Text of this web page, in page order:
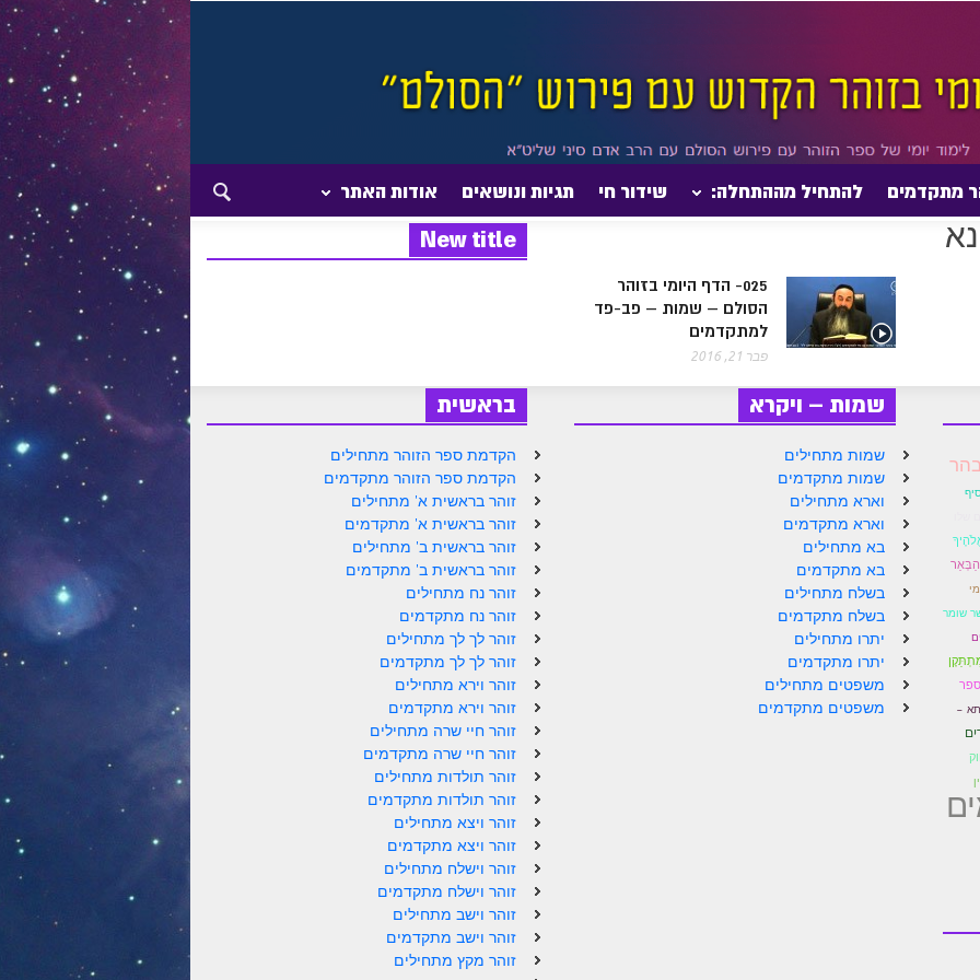
מתקדמים להתחיל מההתחלה: שידור חי תגיות ונושאים אודות האתר
New title
025- הדף היומי בזוהר
הסולם – שמות – פב-פד
למתקדמים
פבר 21, 2016
בראשית
הקדמת ספר הזוהר מתחילים
הקדמת ספר הזוהר מתקדמים
זוהר בראשית א' מתחילים
זוהר בראשית א' מתקדמים
זוהר בראשית ב' מתחילים
זוהר בראשית ב' מתקדמים
זוהר נח מתחילים
זוהר נח מתקדמים
זוהר לך לך מתחילים
זוהר לך לך מתקדמים
זוהר וירא מתחילים
זוהר וירא מתקדמים
זוהר חיי שרה מתחילים
זוהר חיי שרה מתקדמים
זוהר תולדות מתחילים
זוהר תולדות מתקדמים
זוהר ויצא מתחילים
זוהר ויצא מתקדמים
זוהר וישלח מתחילים
זוהר וישלח מתקדמים
זוהר וישב מתחילים
זוהר וישב מתקדמים
זוהר מקץ מתחילים
שמות – ויקרא
שמות מתחילים
שמות מתקדמים
וארא מתחילים
וארא מתקדמים
בא מתחילים
בא מתקדמים
בשלח מתחילים
בשלח מתקדמים
יתרו מתחילים
יתרו מתקדמים
משפטים מתחילים
משפטים מתקדמים
הַבְּאֵר
שומר
–